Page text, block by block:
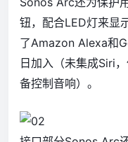
钮，配合LED灯来显
了Amazon Alexa和
日加入（未集成Siri
备控制音响）。